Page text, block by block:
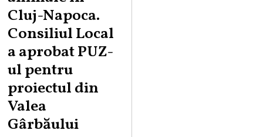
Cluj-Napoca.
Consiliul Local
a aprobat PUZ-
ul pentru
proiectul din
Valea
Gârbăului